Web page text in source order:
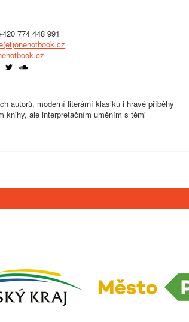
774 448 991
autorů, moderní literární klasiku i hravé příběhy
knihy, ale interpretačním uměním s těmi